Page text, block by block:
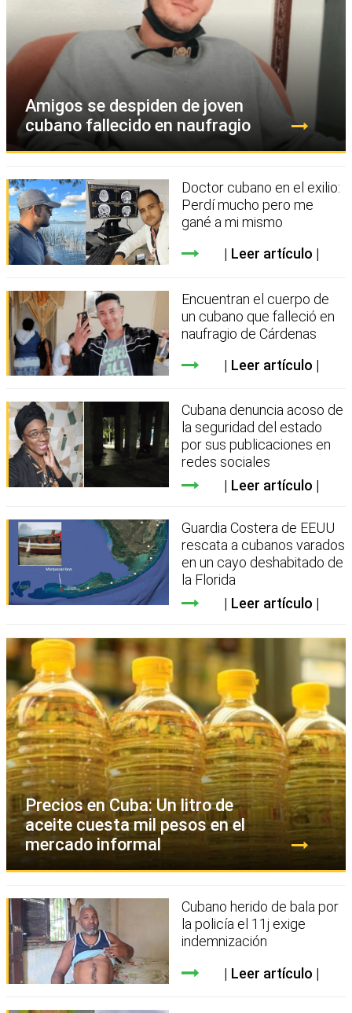
Amigos se despiden de joven
cubano fallecido en naufragio
Doctor cubano en el exilio:
Perdí mucho pero me
gané a mi mismo
Leer artículo
Encuentran el cuerpo de
un cubano que falleció en
naufragio de Cárdenas
Leer artículo
Cubana denuncia acoso de
la seguridad del estado
por sus publicaciones en
redes sociales
Leer artículo
Guardia Costera de EEUU
rescata a cubanos varados
en un cayo deshabitado de
la Florida
Leer artículo
Precios en Cuba: Un litro de
aceite cuesta mil pesos en el
mercado informal
Cubano herido de bala por
la policía el 11j exige
indemnización
Leer artículo